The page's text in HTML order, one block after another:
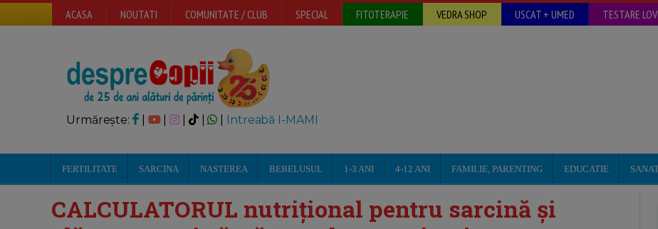
ACASA NOUTATI COMUNITATE / CLUB SPECIAL FITOTERAPIE VEDRA SHOP USCAT + UMED TESTARE LOVI
Urmărește: | | Intreabă I-MAMI
FERTILITATE SARCINA NASTEREA BEBELUSUL 1-3 ANI 4-12 ANI FAMILIE, PARENTING EDUCATIE
CALCULATORUL nutrițional pentru sarcină și